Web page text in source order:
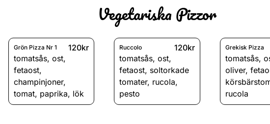
Vegetariska Pizzor
Grön Pizza Nr 1
120kr
tomatsås, ost,
fetaost,
champinjoner,
tomat, paprika, lök
Ruccolo
120kr
tomatsås,ost,
fetaost, soltorkade
tomater, rucola,
pesto
Grekisk Pizza
tomatsås,
oliver,
rucola